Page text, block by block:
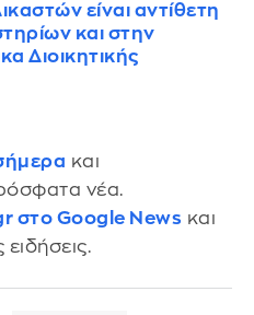
είναι αντίθετη
και στην
Διοικητικής
και
νέα.
στο Google News και